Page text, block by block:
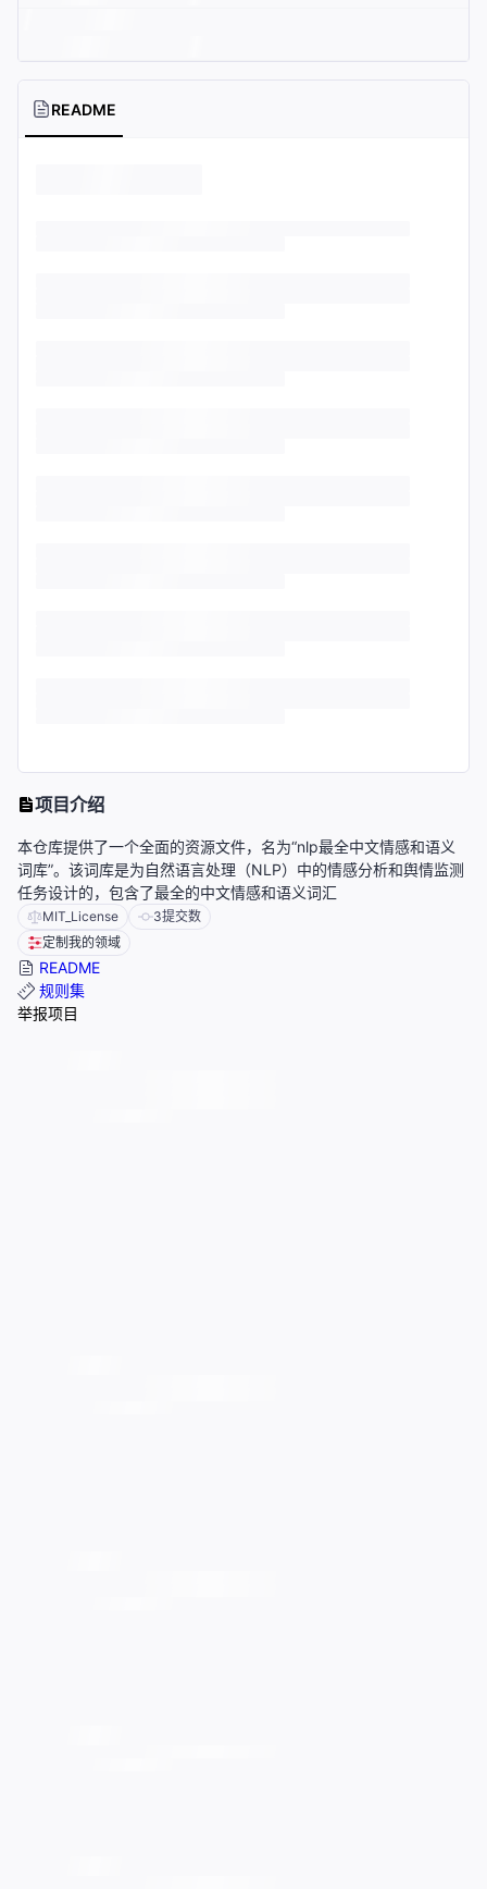
README
项目介绍
本仓库提供了一个全面的资源文件，名为“nlp最全中文情感和语义
词库”。该词库是为自然语言处理（NLP）中的情感分析和舆情监测
任务设计的，包含了最全的中文情感和语义词汇
MIT_License 3提交数
定制我的领域
README
规则集
举报项目